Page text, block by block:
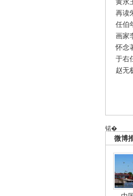
再读
任伯
画家
怀念
于右
赵无
锘�
微博